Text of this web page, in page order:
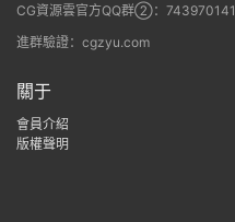
CG資源雲官方QQ群②：743970141
進群驗證：cgzyu.com
關于
會員介紹
版權聲明